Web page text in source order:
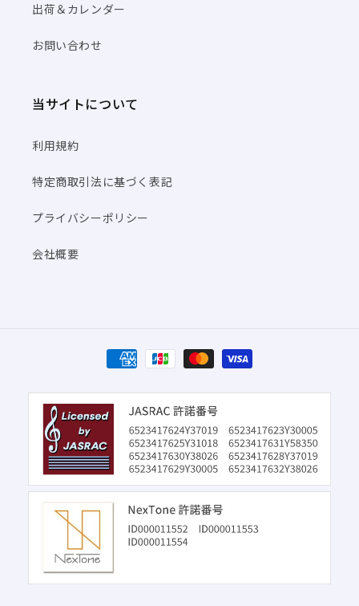
出荷＆カレンダー
お問い合わせ
当サイトについて
利用規約
特定商取引法に基づく表記
プライバシーポリシー
会社概要
決
済
方
法